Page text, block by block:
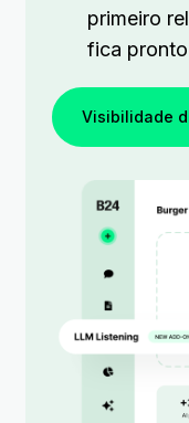
primeiro
fica
Visibilidade